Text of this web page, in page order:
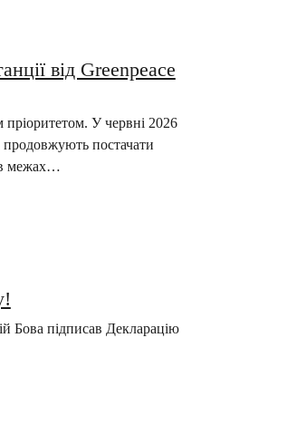
від Greenpeace
пріоритетом. У червні 2026
постачати
в межах…
Бова підписав Декларацію